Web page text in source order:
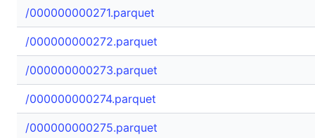
/000000000271.parquet
/000000000272.parquet
/000000000273.parquet
/000000000274.parquet
/000000000275.parquet